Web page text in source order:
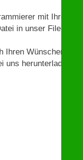
mit Ihrem
in unser File-
Wünschen.
uns herunterladen